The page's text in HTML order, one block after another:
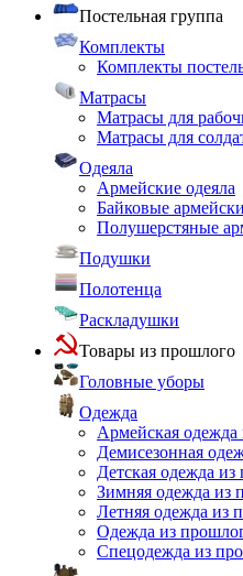
Постельная группа
Комплекты
Комплекты
Матрасы
Матрасы для
Матрасы для
Одеяла
Армейские одеяла
Байковые
Полушерстяные
Подушки
Полотенца
Раскладушки
Товары из прошлого
Головные уборы
Одежда
Армейская
Демисезонная
Детская одежда
Зимняя одежда из
Летняя одежда из
Одежда из
Спецодежда из